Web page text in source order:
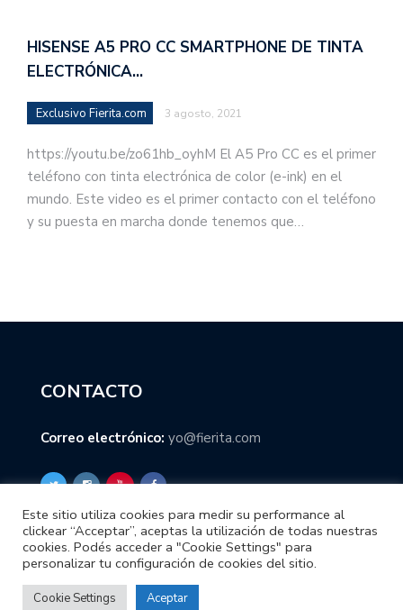
HISENSE A5 PRO CC SMARTPHONE DE TINTA
ELECTRÓNICA…
Exclusivo Fierita.com 3 agosto, 2021
https://youtu.be/zo61hb_oyhM El A5 Pro CC es el primer
teléfono con tinta electrónica de color (e-ink) en el
mundo. Este video es el primer contacto con el teléfono
y su puesta en marcha donde tenemos que…
CONTACTO
Correo electrónico: yo@fierita.com
Este sitio utiliza cookies para medir su performance al
clickear “Acceptar”, aceptas la utilización de todas nuestras
cookies. Podés acceder a "Cookie Settings" para
personalizar tu configuración de cookies del sitio.
Cookie Settings Aceptar